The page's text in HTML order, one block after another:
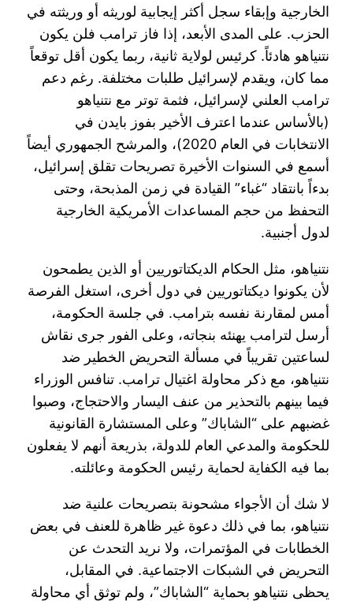
الخارجية وإبقاء سجل أكثر إيجابية لوريثه أو وريثته في
الحزب. على المدى الأبعد، إذا فاز ترامب فلن يكون
نتنياهو هادئاً. كرئيس لولاية ثانية، ربما يكون أقل توقعاً
مما كان، ويقدم لإسرائيل طلبات مختلفة. رغم دعم
ترامب العلني لإسرائيل، فثمة توتر مع نتنياهو
(بالأساس عندما اعترف الأخير بفوز بايدن في
الانتخابات في العام 2020)، والمرشح الجمهوري أيضاً
أسمع في السنوات الأخيرة تصريحات تقلق إسرائيل،
بدءاً بانتقاد “غباء” القيادة في زمن المذبحة، وحتى
التحفظ من حجم المساعدات الأمريكية الخارجية
لدول أجنبية.
نتنياهو، مثل الحكام الديكتاتوريين أو الذين يطمحون
لأن يكونوا ديكتاتوريين في دول أخرى، استغل الفرصة
أمس لمقارنة نفسه بترامب. في جلسة الحكومة،
أرسل لترامب يهنئه بنجاته، وعلى الفور جرى نقاش
لساعتين تقريباً في مسألة التحريض الخطير ضد
نتنياهو، مع ذكر محاولة اغتيال ترامب. تنافس الوزراء
فيما بينهم بالتحذير من عنف اليسار والاحتجاج، وصبوا
غضبهم على “الشاباك” وعلى المستشارة القانونية
للحكومة والمدعي العام للدولة، بذريعة أنهم لا يفعلون
بما فيه الكفاية لحماية رئيس الحكومة وعائلته.
لا شك أن الأجواء مشحونة بتصريحات علنية ضد
نتنياهو، بما في ذلك دعوة غير ظاهرة للعنف في بعض
الخطابات في المؤتمرات، ولا نريد التحدث عن
التحريض في الشبكات الاجتماعية. في المقابل،
يحظى نتنياهو بحماية “الشاباك”، ولم توثق أي محاولة